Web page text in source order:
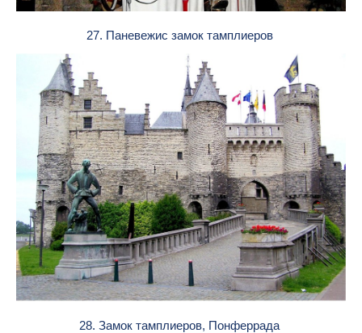
27. Паневежис замок тамплиеров
28. Замок тамплиеров, Понферрада